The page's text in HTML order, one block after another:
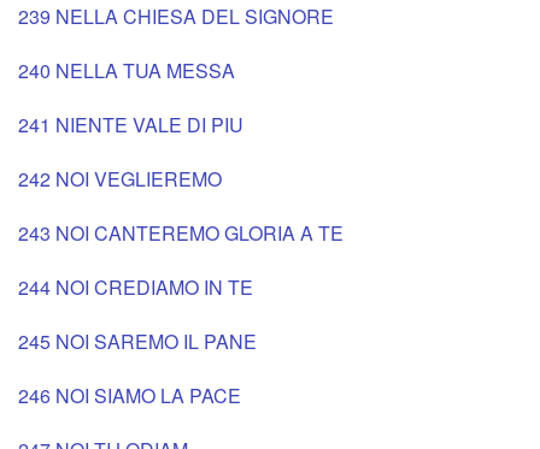
239 NELLA CHIESA DEL SIGNORE
240 NELLA TUA MESSA
241 NIENTE VALE DI PIU
242 NOI VEGLIEREMO
243 NOI CANTEREMO GLORIA A TE
244 NOI CREDIAMO IN TE
245 NOI SAREMO IL PANE
246 NOI SIAMO LA PACE